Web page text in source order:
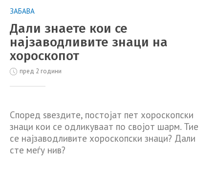
ЗАБАВА
Дали знаете кои се
најзаводливите знаци на
хороскопот
пред 2 години
Според ѕвездите, постојат пет хороскопски
знаци кои се одликуваат по својот шарм. Тие
се најзаводливите хороскопски знаци? Дали
сте меѓу нив?